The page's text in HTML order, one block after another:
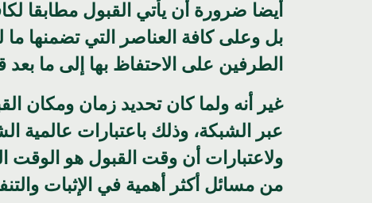
أيضا ضرورة أن يأتي القبول مطابقا
بل وعلى كافة العناصر التي تضمنها
الطرفين على الاحتفاظ بها إلى ما بعد
غير أنه ولما كان تحديد زمان ومكان
عبر الشبكة، وذلك باعتبارات عالمية
ولاعتبارات أن وقت القبول هو الوقت
من مسائل أكثر أهمية في الإثبات